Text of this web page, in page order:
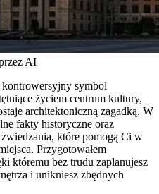
AI
symbol
życiem centrum kultury,
architektoniczną zagadką. W
fakty historyczne oraz
które pomogą Ci w
Przygotowałem
któremu bez trudu zaplanujesz
i unikniesz zbędnych